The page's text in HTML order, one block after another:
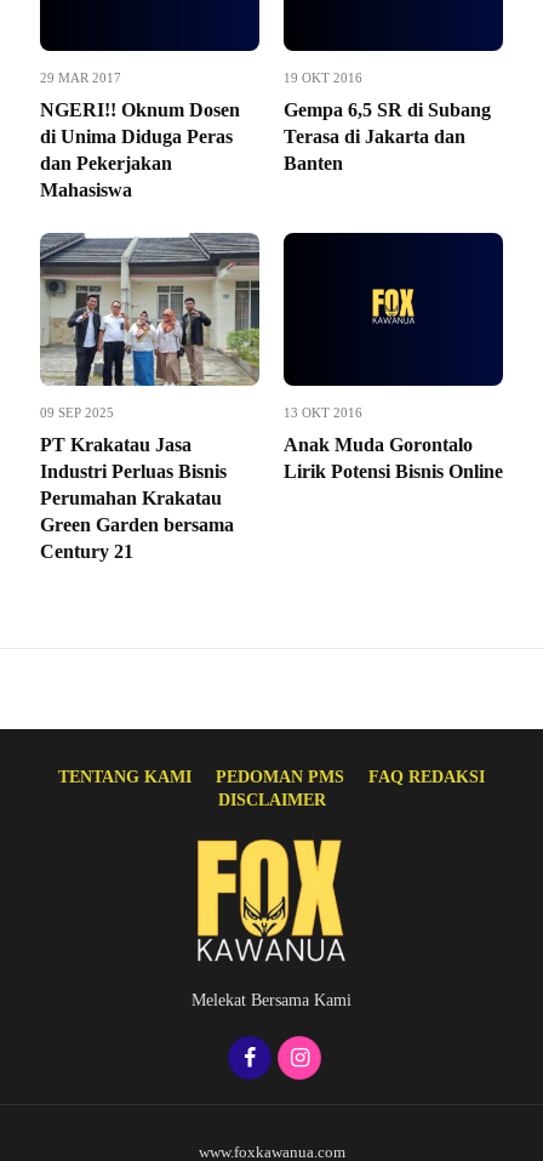
29 MAR 2017
NGERI!! Oknum Dosen
di Unima Diduga Peras
dan Pekerjakan
Mahasiswa
19 OKT 2016
Gempa 6,5 SR di Subang
Terasa di Jakarta dan
Banten
09 SEP 2025
PT Krakatau Jasa
Industri Perluas Bisnis
Perumahan Krakatau
Green Garden bersama
Century 21
13 OKT 2016
Anak Muda Gorontalo
Lirik Potensi Bisnis Online
TENTANG KAMI PEDOMAN PMS
FAQ REDAKSI
DISCLAIMER
Melekat Bersama Kami
www.foxkawanua.com